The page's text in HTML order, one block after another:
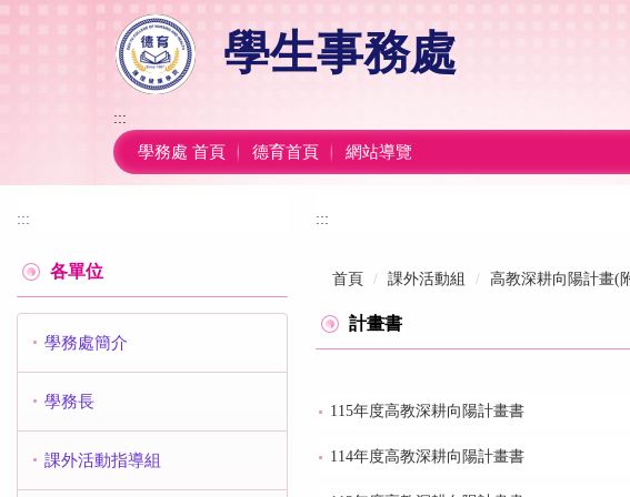
學生事務處
:::
學務處 首頁 德育首頁 網站導覽
:::
各單位
學務處簡介
學務長
課外活動指導組
:::
首頁 課外活動組 高教深耕向陽計畫(
計畫書
115年度高教深耕向陽計畫書
114年度高教深耕向陽計畫書